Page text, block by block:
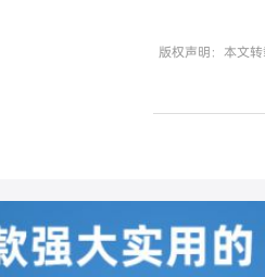
版权声明：本文